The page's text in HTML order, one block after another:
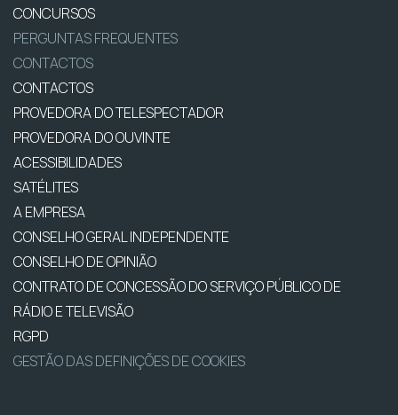
CONCURSOS
PERGUNTAS FREQUENTES
CONTACTOS
CONTACTOS
PROVEDORA DO TELESPECTADOR
PROVEDORA DO OUVINTE
ACESSIBILIDADES
SATÉLITES
A EMPRESA
CONSELHO GERAL INDEPENDENTE
CONSELHO DE OPINIÃO
CONTRATO DE CONCESSÃO DO SERVIÇO PÚBLICO DE
RÁDIO E TELEVISÃO
RGPD
GESTÃO DAS DEFINIÇÕES DE COOKIES